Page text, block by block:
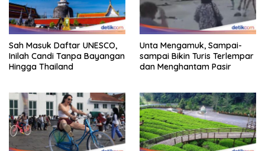
Sah Masuk Daftar UNESCO,
Inilah Candi Tanpa Bayangan
Hingga Thailand
Unta Mengamuk, Sampai-
sampai Bikin Turis Terlempar
dan Menghantam Pasir